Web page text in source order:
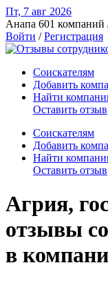
Пт, 7 авг 2026
Анапа 601 компаний
Войти /Регистрация
Соискателям
Добавить
Найти
Оставить отзыв
Соискателям
Добавить
Найти
Оставить отзыв
Агрия,
отзывы
в